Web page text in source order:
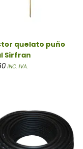
quelato puño
Sirfran
INC. IVA.